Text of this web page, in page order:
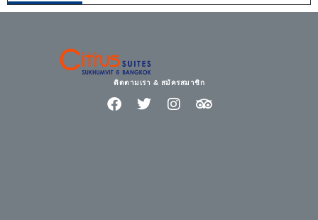
ติดตามเรา & สมัครสมาชิก